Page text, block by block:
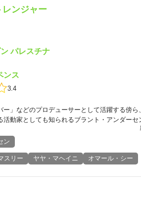
ンジャー
パレスチナ
ンス
3.4
ー」などのプロデューサーとして活躍する傍ら
動家としても知られるブラント・アンダーセ
ン
スリー ヤヤ・マヘイニ オマール・シー